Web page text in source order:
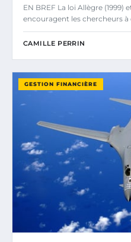
EN BREF La loi Allègre (1999)
encouragent les chercheurs à
CAMILLE PERRIN
GESTION FINANCIÈRE